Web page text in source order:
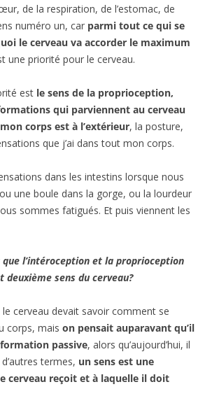
de la respiration, de l’estomac, de
numéro un, car parmi tout ce qui se
le cerveau va accorder le maximum
une priorité pour le cerveau.
est le sens de la proprioception,
qui parviennent au cerveau
corps est à l’extérieur, la posture,
que j’ai dans tout mon corps.
dans les intestins lorsque nous
une boule dans la gorge, ou la lourdeur
sommes fatigués. Et puis viennent les
l’intéroception et la proprioception
sens du cerveau?
cerveau devait savoir comment se
corps, mais on pensait auparavant qu’il
passive, alors qu’aujourd’hui, il
d’autres termes, un sens est une
cerveau reçoit et à laquelle il doit